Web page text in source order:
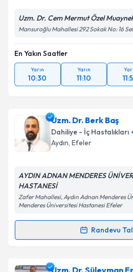
Uzm. Dr. Cem Mermut Özel
Mansuroğlu Mahallesi 292 Sokak No: 16
En Yakın Saatler
Yarın
10:30
Yarın
11:10
Uzm. Dr. Berk Baş
Dahiliye - İç Hastalıkları
Aydın, Efeler
AYDIN ADNAN MENDERES
HASTANESİ
Zafer Mahallesi, Aydın Adnan Menderes
Menderes Üniversitesi Hastanesi Efeler
Randevu
Randevu Takvimi Talebi
Uzm. Dr. Berk Başiçin
Uzm. Dr. Süleyman